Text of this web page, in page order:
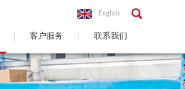
客户服务 联系我们
English